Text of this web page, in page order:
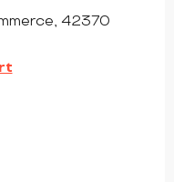
42370